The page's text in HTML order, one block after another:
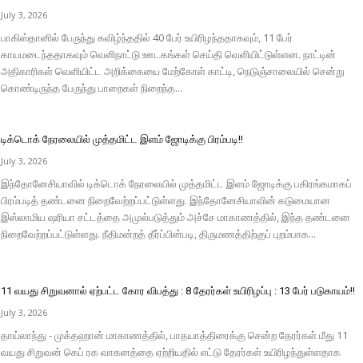
July 3, 2026
பாகிஸ்தானில் பேருந்து கவிழ்ந்ததில் 40 பேர் உயிரிழந்ததாகவும், 11 பேர்
காயமடைந்ததாகவும் வெளிநாட்டு ஊடகங்கள் செய்தி வெளியிட்டுள்ளன. நாட்டின்
அதிகாரிகள் வெளியிட்ட அறிக்கையை மேற்கோள் காட்டி, நெடுஞ்சாலையில் சென்று
கொண்டிருந்த பேருந்து பாறைகள் நிறைந்த...
டிக்டொக் நேரலையில் முத்தமிட்ட இளம் ஜோடிக்கு பிரம்படி!!
July 3, 2026
இந்தோனேசியாவில் டிக்டொக் நேரலையில் முத்தமிட்ட இளம் ஜோடிக்கு பகிரங்கமாகப்
பிரம்படித் தண்டனை நிறைவேற்றப்பட்டுள்ளது. இந்தோனேசியாவின் கடுமையான
இஸ்லாமிய ஷரியா சட்டத்தை அமுல்படுத்தும் அச்சே மாகாணத்தில், இந்த தண்டனை
நிறைவேற்றப்பட்டுள்ளது. நீதிமன்றத் தீர்ப்பின்படி, திருமணத்திற்குப் புறம்பாக...
11 வயது சிறுவனால் ஏற்பட்ட கோர விபத்து : 8 தேரர்கள் உயிரிழப்பு : 13 பேர் படுகாயம்!!
July 3, 2026
தாய்லாந்து - முக்தஹான் மாகாணத்தில், பாதயாத்திரைக்கு சென்ற தேரர்கள் மீது 11
வயது சிறுவன் கெப் ரக வாகனத்தை ஏற்றியதில் எட்டு தேரர்கள் உயிரிழந்துள்ளதாக